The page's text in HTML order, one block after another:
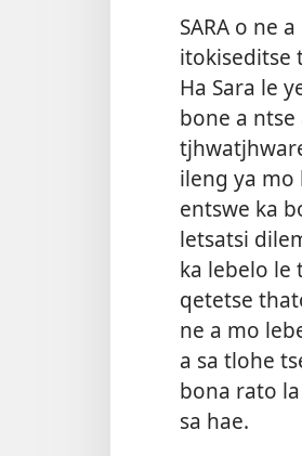
SARA o ne
itokiseditse
Ha Sara le
bone a
ileng ya mo
entswe ka
letsatsi
ka lebelo le
qetetse
ne a mo
a sa tlohe
bona rato
sa hae.